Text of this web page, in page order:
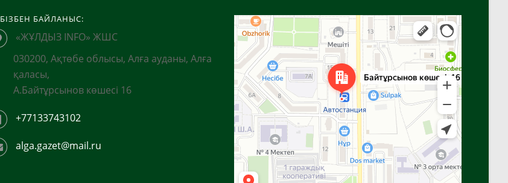
БІЗБЕН БАЙЛАНЫС:
«ЖҰЛДЫЗ INFO» ЖШС
030200, Ақтөбе облысы, Алға ауданы, Алға
қаласы,
А.Байтұрсынов көшесі 16
+77133743102
alga.gazet@mail.ru
Алға
Яндекс Карталар — көлік, навигация, орындарды іздеу